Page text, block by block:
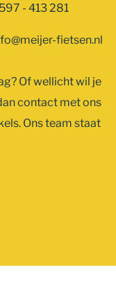
- 413 281
fietsen.nl
Of wellicht wil je
contact met ons
Ons team staat